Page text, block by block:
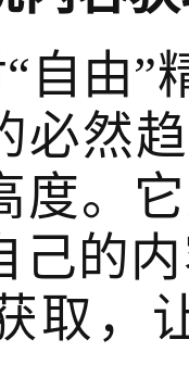
自由”
必然
度。
的
取，